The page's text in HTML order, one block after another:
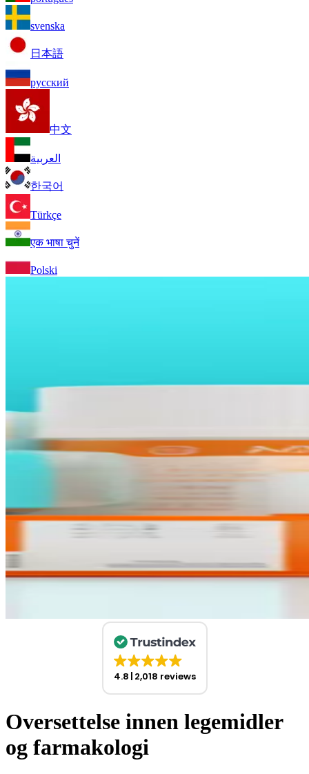
svenska
日本語
русский
中文
العربية
한국어
Türkçe
एक भाषा चुनें
Polski
4.8 2,018 reviews
Oversettelse innen legemidler
og farmakologi